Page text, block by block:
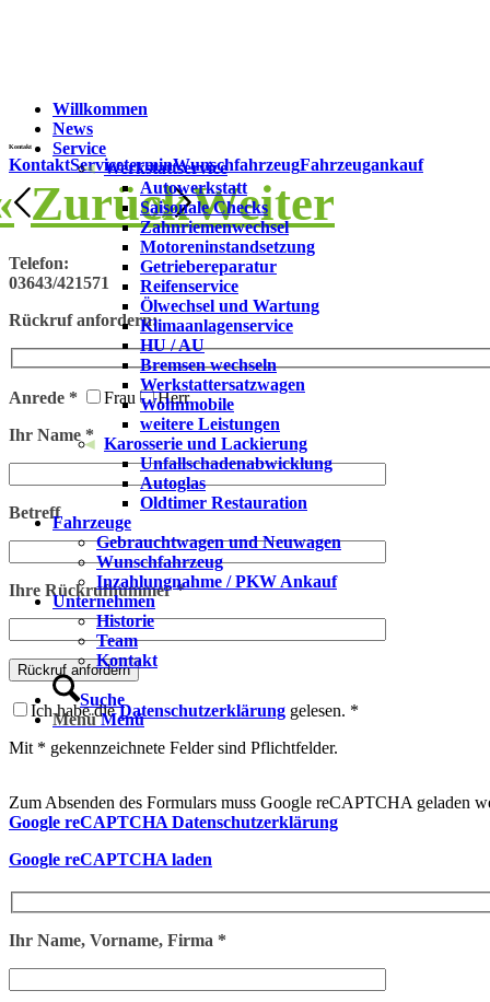
Willkommen
News
Service
Werkstattservice
Autowerkstatt
Saisonale Checks
Zahnriemenwechsel
Motoreninstandsetzung
Getriebereparatur
Reifenservice
Ölwechsel und Wartung
Klimaanlagenservice
HU / AU
Bremsen wechseln
Werkstattersatzwagen
Wohnmobile
weitere Leistungen
Karosserie und Lackierung
Unfallschadenabwicklung
Autoglas
Oldtimer Restauration
Fahrzeuge
Gebrauchtwagen und Neuwagen
Wunschfahrzeug
Inzahlungnahme / PKW Ankauf
Unternehmen
Historie
Team
Kontakt
Suche
Menü Menü
Kontakt
KontaktServiceterminWunschfahrzeugFahrzeugankauf
ZurückWeiter
Telefon:
03643/421571
Rückruf anfordern:
Anrede * Frau
Herr
Ihr Name *
Betreff
Ihre Rückrufnummer *
Ich habe dieDatenschutzerklärung gelesen. *
Mit * gekennzeichnete Felder sind Pflichtfelder.
Zum Absenden des Formulars muss Google reCAPTCHA geladen
Google reCAPTCHA Datenschutzerklärung
Google reCAPTCHA laden
Ihr Name, Vorname, Firma *